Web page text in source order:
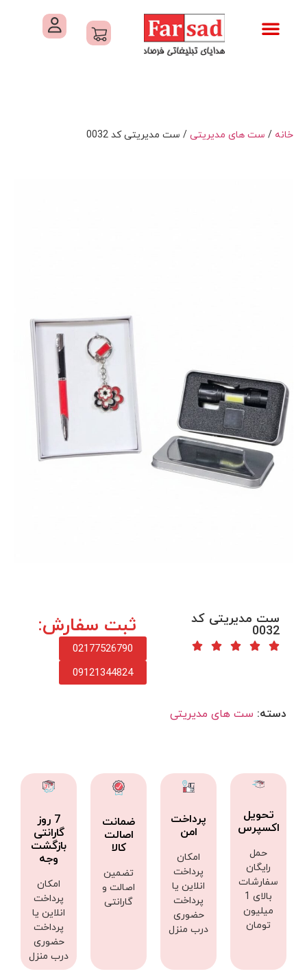
خانه / ست های مدیریتی/ ست مدیریتی کد 0032
ست مدیریتی کد
0032 ثبت سفارش:
02177526790
09121344824
دسته: ست های مدیریتی
تحویل
اکسپرس
حمل
رایگان
سفارشات
بالای 1
میلیون
تومان
پرداخت
امن
امکان
پرداخت
انلاین یا
پرداخت
حضوری
درب منزل
ضمانت
اصالت
کالا
تضمین
اصالت و
گارانتی
7 روز
گارانتی
بازگشت
وجه
امکان
پرداخت
انلاین یا
پرداخت
حضوری
درب منزل